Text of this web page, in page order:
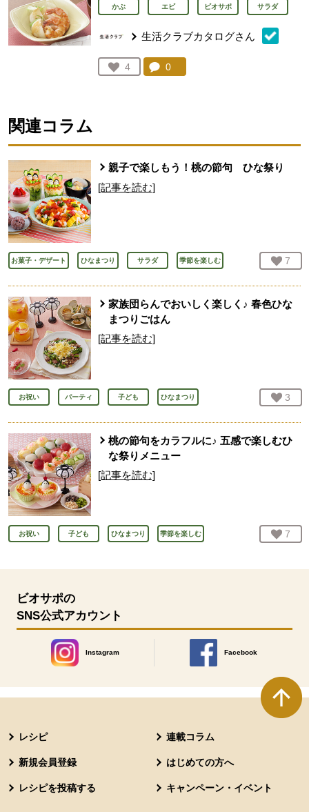
かぶ エビ ビオサポ サラダ
生活クラブカタログさん
お気に入り登録：
4
人が登録
コメント：
0
関連コラム
親子で楽しもう！桃の節句 ひな祭り
[記事を読む]
お菓子・デザート ひなまつり サラダ 季節を楽しむ お気
7
家族団らんでおいしく楽しく♪ 春色ひな
まつりごはん
[記事を読む]
お祝い パーティ 子ども ひなまつり お気
3
桃の節句をカラフルに♪ 五感で楽しむひ
な祭りメニュー
[記事を読む]
お祝い 子ども ひなまつり 季節を楽しむ お気
7
ビオサポの
SNS公式アカウント
Instagram
別のウィンドウで開きます。
Facebook
別のウィンドウで開きます
レシピ 連載コラム
新規会員登録 はじめての方へ
レシピを投稿する キャンペーン・イベント